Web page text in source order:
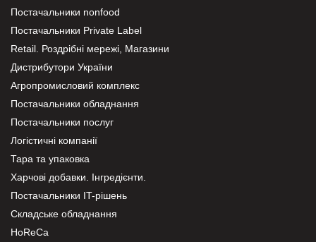
Постачальники nonfood
Постачальники Private Label
Retail. Роздрібні мережі, Магазини
Дистрибутори України
Агропромисловий комплекс
Постачальники обладнання
Постачальники послуг
Логістичні компанії
Тара та упаковка
Харчові добавки. Інгредієнти.
Постачальники IT-рішень
Складське обладнання
HoReCa